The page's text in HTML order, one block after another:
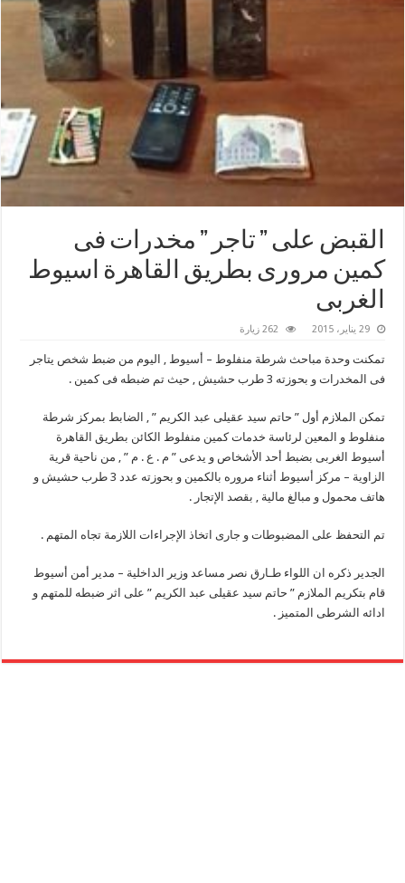
القبض على ” تاجر ” مخدرات فى
كمين مرورى بطريق القاهرة اسيوط
الغربى
29 يناير، 2015 262 زيارة
تمكنت وحدة مباحث شرطة منفلوط – أسيوط , اليوم من ضبط شخص يتاجر
فى المخدرات و بحوزته 3 طرب حشيش , حيث تم ضبطه فى كمين .
تمكن الملازم أول ” حاتم سيد عقيلى عبد الكريم ” , الضابط بمركز شرطة
منفلوط و المعين لرئاسة خدمات كمين منفلوط الكائن بطريق القاهرة
أسيوط الغربى بضبط أحد الأشخاص و يدعى ” م . ع . م ” , من ناحية قرية
الزاوية – مركز أسيوط أثناء مروره بالكمين و بحوزته عدد 3 طرب حشيش و
هاتف محمول و مبالغ مالية , بقصد الإتجار .
تم التحفظ على المضبوطات و جارى اتخاذ الإجراءات اللازمة تجاه المتهم .
الجدير ذكره ان اللواء طـارق نصر مساعد وزير الداخلية – مدير أمن أسيوط
قام بتكريم الملازم ” حاتم سيد عقيلى عبد الكريم ” على اثر ضبطه للمتهم و
ادائه الشرطى المتميز .